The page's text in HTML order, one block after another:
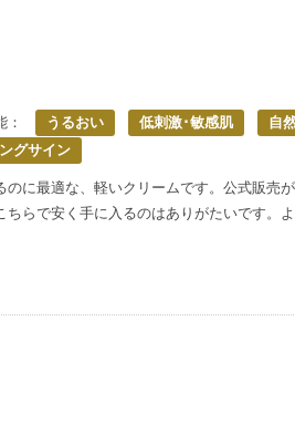
： うるおい 低刺激･敏感肌
自
グサイン
のに最適な、軽いクリームです。公式販売
ちらで安く手に入るのはありがたいです。よ